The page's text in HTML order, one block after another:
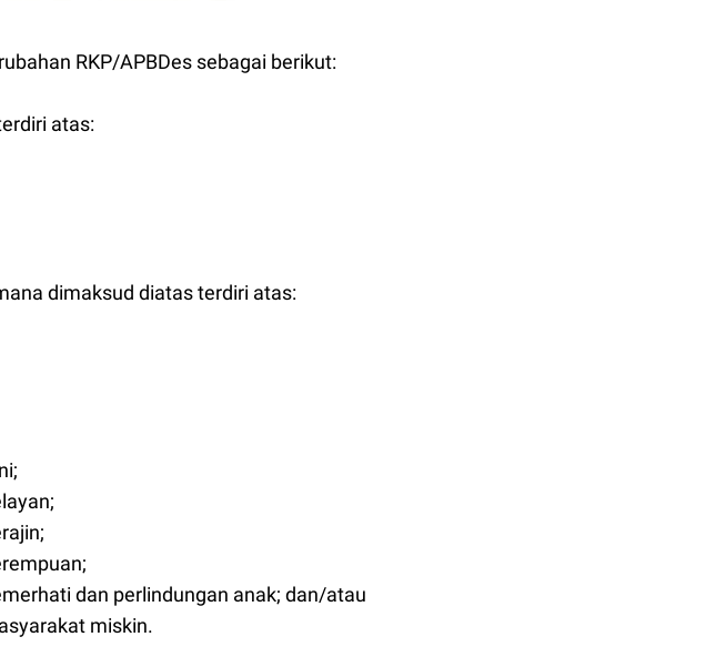
RKP/APBDes sebagai berikut:
atas:
dimaksud diatas terdiri atas:
dan perlindungan anak; dan/atau
miskin.